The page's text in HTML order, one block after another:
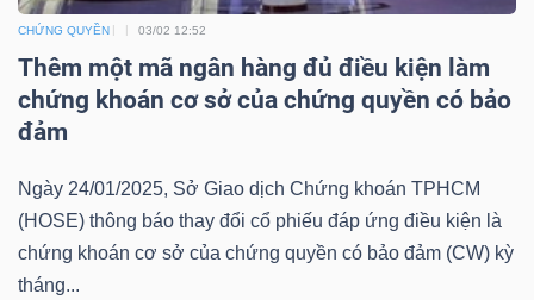
CHỨNG QUYỀN 03/02 12:52
Thêm một mã ngân hàng đủ điều kiện làm
chứng khoán cơ sở của chứng quyền có bảo
đảm
Ngày 24/01/2025, Sở Giao dịch Chứng khoán TPHCM
(HOSE) thông báo thay đổi cổ phiếu đáp ứng điều kiện là
chứng khoán cơ sở của chứng quyền có bảo đảm (CW) kỳ
tháng...
ĐỘNG
SẢN
Mã
chứng
khoán
(-)